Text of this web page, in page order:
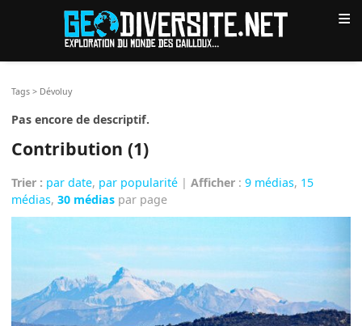
≡
Tags > Dévoluy
Pas encore de descriptif.
Contribution (1)
Trier : par date, par popularité |Afficher :9 médias, 15
médias,30 médias par page